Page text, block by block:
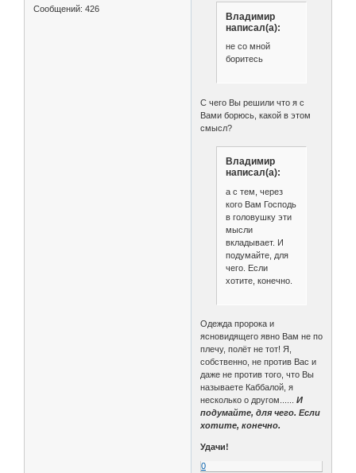
Сообщений: 426
Владимир
написал(а):
не со мной
боритесь
С чего Вы решили что я с
Вами борюсь, какой в этом
смысл?
Владимир
написал(а):
а с тем, через
кого Вам Господь
в головушку эти
мысли
вкладывает. И
подумайте, для
чего. Если
хотите, конечно.
Одежда пророка и
ясновидящего явно Вам не по
плечу, полёт не тот! Я,
собственно, не против Вас и
даже не против того, что Вы
называете Каббалой, я
несколько о другом......И
подумайте, для чего. Если
хотите, конечно.
Удачи!
0